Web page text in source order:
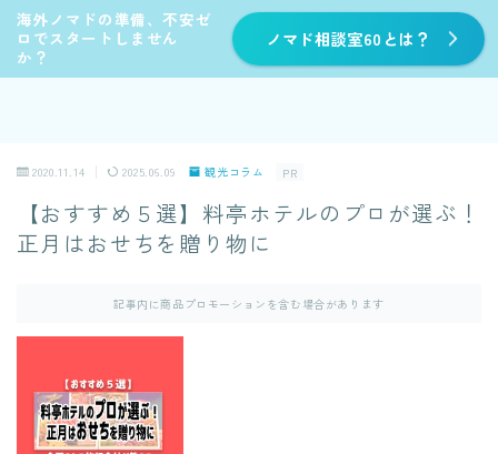
海外ノマドの準備、不安ゼ
ロでスタートしません
か？
ノマド相談室60とは？
2020.11.14 2025.06.09 観光コラム PR
【おすすめ５選】料亭ホテルのプロが選ぶ！
正月はおせちを贈り物に
記事内に商品プロモーションを含む場合があります